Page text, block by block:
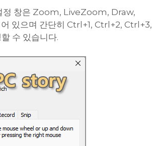
정 창은 Zoom, LiveZoom, Draw,
있으며 간단히 Ctrl+1, Ctrl+2, Ctrl+3,
수 있습니다.